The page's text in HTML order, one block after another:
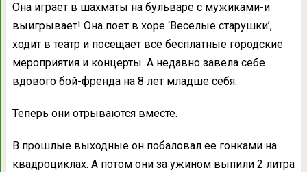
Она играет в шахматы на бульваре с мужиками-и
выигрывает! Она поет в хоре ‘Веселые старушки’,
ходит в театр и посещает все бесплатные городские
мероприятия и концерты. А недавно завела себе
вдового бой-френда на 8 лет младше себя.
Теперь они отрываются вместе.
В прошлые выходные он побаловал ее гонками на
квадроциклах. А потом они за ужином выпили 2 литра